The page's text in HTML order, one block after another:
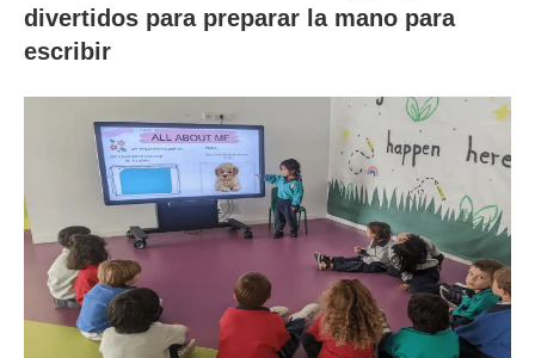
divertidos para preparar la mano para
escribir